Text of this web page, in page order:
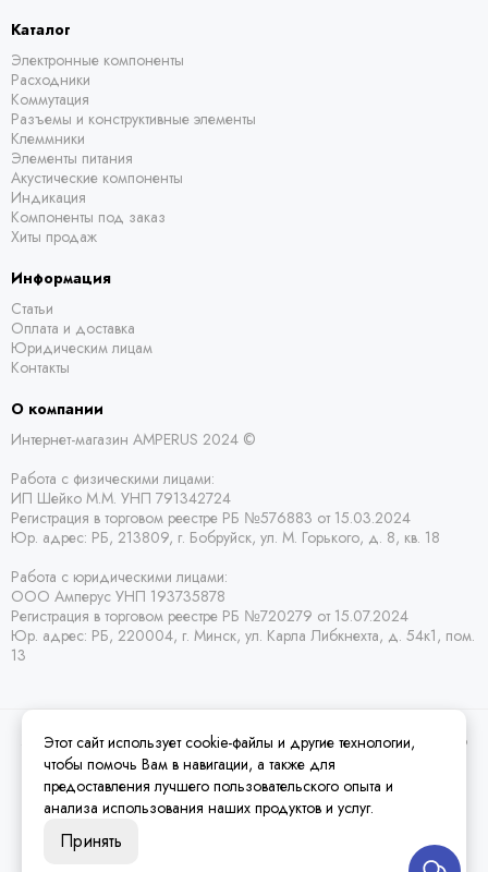
Каталог
Электронные компоненты
Расходники
Коммутация
Разъемы и конструктивные элементы
Клеммники
Элементы питания
Акустические компоненты
Индикация
Компоненты под заказ
Хиты продаж
Информация
Статьи
Оплата и доставка
Юридическим лицам
Контакты
О компании
Интернет-магазин AMPERUS 2024 ©
Работа с физическими лицами:
ИП Шейко М.М. УНП 791342724
Регистрация в торговом реестре РБ №576883 от 15.03.2024
Юр. адрес: РБ, 213809, г. Бобруйск, ул. М. Горького, д. 8, кв. 18
Работа с юридическими лицами:
ООО Амперус УНП 193735878
Регистрация в торговом реестре РБ №720279 от 15.07.2024
Юр. адрес: РБ, 220004, г. Минск, ул. Карла Либкнехта, д. 54к1, пом.
13
2026 © Amperus Радиодетали Минск | купить в розницу, оптом и почтой по
Беларуси.Карта сайта
Этот сайт использует cookie-файлы и другие технологии,
чтобы помочь Вам в навигации, а также для
предоставления лучшего пользовательского опыта и
анализа использования наших продуктов и услуг.
Принять